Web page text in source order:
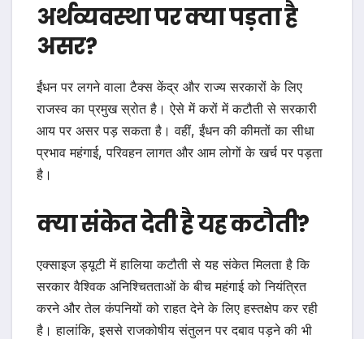
अर्थव्यवस्था पर क्या पड़ता है
असर?
ईंधन पर लगने वाला टैक्स केंद्र और राज्य सरकारों के लिए
राजस्व का प्रमुख स्रोत है। ऐसे में करों में कटौती से सरकारी
आय पर असर पड़ सकता है। वहीं, ईंधन की कीमतों का सीधा
प्रभाव महंगाई, परिवहन लागत और आम लोगों के खर्च पर पड़ता
है।
क्या संकेत देती है यह कटौती?
एक्साइज ड्यूटी में हालिया कटौती से यह संकेत मिलता है कि
सरकार वैश्विक अनिश्चितताओं के बीच महंगाई को नियंत्रित
करने और तेल कंपनियों को राहत देने के लिए हस्तक्षेप कर रही
है। हालांकि, इससे राजकोषीय संतुलन पर दबाव पड़ने की भी